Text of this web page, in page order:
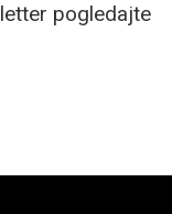
pogledajte